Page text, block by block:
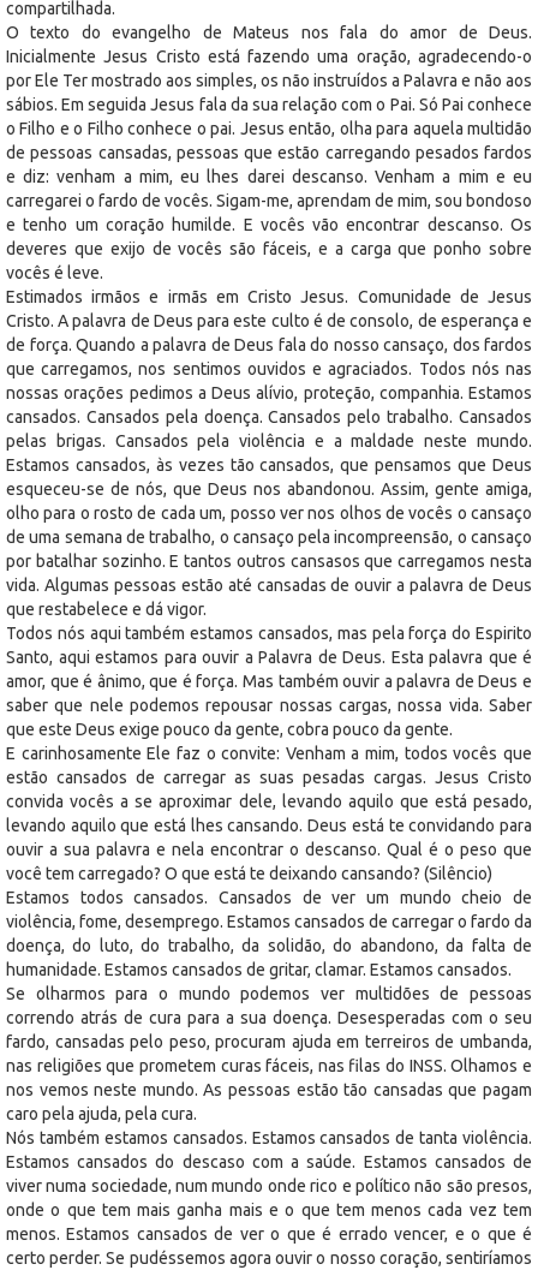
compartilhada.
O texto do evangelho de Mateus nos fala do amor de Deus.
Inicialmente Jesus Cristo está fazendo uma oração, agradecendo-o
por Ele Ter mostrado aos simples, os não instruídos a Palavra e não aos
sábios. Em seguida Jesus fala da sua relação com o Pai. Só Pai conhece
o Filho e o Filho conhece o pai. Jesus então, olha para aquela multidão
de pessoas cansadas, pessoas que estão carregando pesados fardos
e diz: venham a mim, eu lhes darei descanso. Venham a mim e eu
carregarei o fardo de vocês. Sigam-me, aprendam de mim, sou bondoso
e tenho um coração humilde. E vocês vão encontrar descanso. Os
deveres que exijo de vocês são fáceis, e a carga que ponho sobre
vocês é leve.
Estimados irmãos e irmãs em Cristo Jesus. Comunidade de Jesus
Cristo. A palavra de Deus para este culto é de consolo, de esperança e
de força. Quando a palavra de Deus fala do nosso cansaço, dos fardos
que carregamos, nos sentimos ouvidos e agraciados. Todos nós nas
nossas orações pedimos a Deus alívio, proteção, companhia. Estamos
cansados. Cansados pela doença. Cansados pelo trabalho. Cansados
pelas brigas. Cansados pela violência e a maldade neste mundo.
Estamos cansados, às vezes tão cansados, que pensamos que Deus
esqueceu-se de nós, que Deus nos abandonou. Assim, gente amiga,
olho para o rosto de cada um, posso ver nos olhos de vocês o cansaço
de uma semana de trabalho, o cansaço pela incompreensão, o cansaço
por batalhar sozinho. E tantos outros cansasos que carregamos nesta
vida. Algumas pessoas estão até cansadas de ouvir a palavra de Deus
que restabelece e dá vigor.
Todos nós aqui também estamos cansados, mas pela força do Espirito
Santo, aqui estamos para ouvir a Palavra de Deus. Esta palavra que é
amor, que é ânimo, que é força. Mas também ouvir a palavra de Deus e
saber que nele podemos repousar nossas cargas, nossa vida. Saber
que este Deus exige pouco da gente, cobra pouco da gente.
E carinhosamente Ele faz o convite: Venham a mim, todos vocês que
estão cansados de carregar as suas pesadas cargas. Jesus Cristo
convida vocês a se aproximar dele, levando aquilo que está pesado,
levando aquilo que está lhes cansando. Deus está te convidando para
ouvir a sua palavra e nela encontrar o descanso. Qual é o peso que
você tem carregado? O que está te deixando cansando? (Silêncio)
Estamos todos cansados. Cansados de ver um mundo cheio de
violência, fome, desemprego. Estamos cansados de carregar o fardo da
doença, do luto, do trabalho, da solidão, do abandono, da falta de
humanidade. Estamos cansados de gritar, clamar. Estamos cansados.
Se olharmos para o mundo podemos ver multidões de pessoas
correndo atrás de cura para a sua doença. Desesperadas com o seu
fardo, cansadas pelo peso, procuram ajuda em terreiros de umbanda,
nas religiões que prometem curas fáceis, nas filas do INSS. Olhamos e
nos vemos neste mundo. As pessoas estão tão cansadas que pagam
caro pela ajuda, pela cura.
Nós também estamos cansados. Estamos cansados de tanta violência.
Estamos cansados do descaso com a saúde. Estamos cansados de
viver numa sociedade, num mundo onde rico e político não são presos,
onde o que tem mais ganha mais e o que tem menos cada vez tem
menos. Estamos cansados de ver o que é errado vencer, e o que é
certo perder. Se pudéssemos agora ouvir o nosso coração, sentiríamos